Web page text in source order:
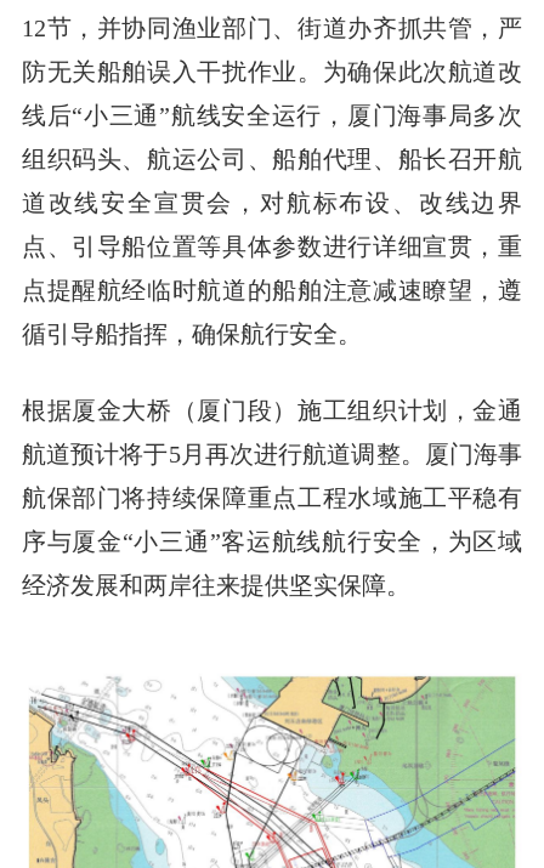
12节，并协同渔业部门、街道办齐抓共管，严
防无关船舶误入干扰作业。为确保此次航道改
线后“小三通”航线安全运行，厦门海事局多次
组织码头、航运公司、船舶代理、船长召开航
道改线安全宣贯会，对航标布设、改线边界
点、引导船位置等具体参数进行详细宣贯，重
点提醒航经临时航道的船舶注意减速瞭望，遵
循引导船指挥，确保航行安全。
根据厦金大桥（厦门段）施工组织计划，金通
航道预计将于5月再次进行航道调整。厦门海事
航保部门将持续保障重点工程水域施工平稳有
序与厦金“小三通”客运航线航行安全，为区域
经济发展和两岸往来提供坚实保障。